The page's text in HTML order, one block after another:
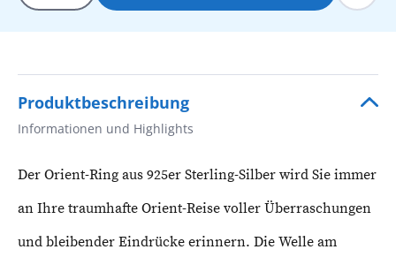
Produktbeschreibung
Informationen und Highlights
Der Orient-Ring aus 925er Sterling-Silber wird Sie immer
an Ihre traumhafte Orient-Reise voller Überraschungen
und bleibender Eindrücke erinnern. Die Welle am